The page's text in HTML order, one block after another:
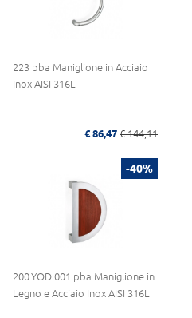
223 pba Maniglione in Acciaio
Inox AISI 316L
€ 86,47 € 144,11
-40%
200.YOD.001 pba Maniglione in
Legno e Acciaio Inox AISI 316L